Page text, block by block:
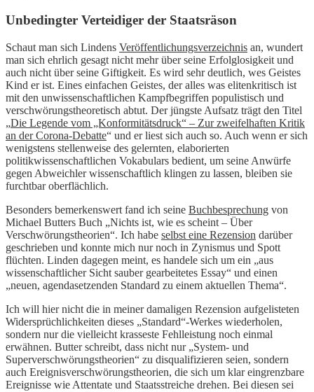
Unbedingter Verteidiger der Staatsräson
Schaut man sich Lindens Veröffentlichungsverzeichnis an, wundert
man sich ehrlich gesagt nicht mehr über seine Erfolglosigkeit und
auch nicht über seine Giftigkeit. Es wird sehr deutlich, wes Geistes
Kind er ist. Eines einfachen Geistes, der alles was elitenkritisch ist
mit den unwissenschaftlichen Kampfbegriffen populistisch und
verschwörungstheoretisch abtut. Der jüngste Aufsatz trägt den Titel
„Die Legende vom „Konformitätsdruck“ – Zur zweifelhaften Kritik
an der Corona-Debatte“ und er liest sich auch so. Auch wenn er sich
wenigstens stellenweise des gelernten, elaborierten
politikwissenschaftlichen Vokabulars bedient, um seine Anwürfe
gegen Abweichler wissenschaftlich klingen zu lassen, bleiben sie
furchtbar oberflächlich.
Besonders bemerkenswert fand ich seine Buchbesprechung von
Michael Butters Buch „Nichts ist, wie es scheint – Über
Verschwörungstheorien“. Ich habe selbst eine Rezension darüber
geschrieben und konnte mich nur noch in Zynismus und Spott
flüchten. Linden dagegen meint, es handele sich um ein „aus
wissenschaftlicher Sicht sauber gearbeitetes Essay“ und einen
„neuen, agendasetzenden Standard zu einem aktuellen Thema“.
Ich will hier nicht die in meiner damaligen Rezension aufgelisteten
Widersprüchlichkeiten dieses „Standard“-Werkes wiederholen,
sondern nur die vielleicht krasseste Fehlleistung noch einmal
erwähnen. Butter schreibt, dass nicht nur „System- und
Superverschwörungstheorien“ zu disqualifizieren seien, sondern
auch Ereignisverschwörungstheorien, die sich um klar eingrenzbare
Ereignisse wie Attentate und Staatsstreiche drehen. Bei diesen sei